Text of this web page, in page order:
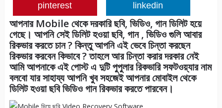
pinterest linkedin
আপনার Mobile থেকে দরকারি ছবি, ভিডিও, গান ডিলিট হয়ে
গেছে। আপনি সেই ডিলিট হওয়া ছবি, গান , ভিডিও গুলি আবার
রিকভার করতে চান ? কিন্তু আপনি এই ভেবে চিন্তা করছেন
রিকভার করবেন কিভাবে ? তাহলে আর চিন্তা করার দরকার নেই
আমি আপনাকে এই পোস্ট এ দুটি পুপুলার রিকভারি সফটওয়্যার নাম
বলবো যার সাহায্য আপনি খুব সহজেই আপনার মোবাইল থেকে
ডিলিট হওয়া ছবি ভিডিও গান রিকভার করতে পারবেন।